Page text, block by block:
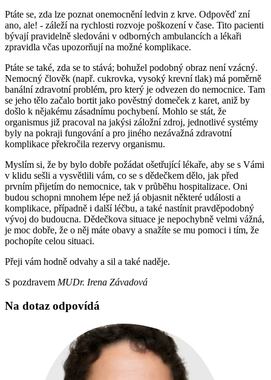
Ptáte se, zda lze poznat onemocnění ledvin z krve. Odpověď zní
ano, ale! - záleží na rychlosti rozvoje poškození v čase. Tito pacienti
bývají pravidelně sledováni v odborných ambulancích a lékaři
zpravidla včas upozorňují na možné komplikace.
Ptáte se také, zda se to stává; bohužel podobný obraz není vzácný.
Nemocný člověk (např. cukrovka, vysoký krevní tlak) má poměrně
banální zdravotní problém, pro který je odvezen do nemocnice. Tam
se jeho tělo začalo bortit jako pověstný domeček z karet, aniž by
došlo k nějakému zásadnímu pochybení. Mohlo se stát, že
organismus již pracoval na jakýsi záložní zdroj, jednotlivé systémy
byly na pokraji fungování a pro jiného nezávažná zdravotní
komplikace překročila rezervy organismu.
Myslím si, že by bylo dobře požádat ošetřující lékaře, aby se s Vámi
v klidu sešli a vysvětlili vám, co se s dědečkem dělo, jak před
prvním přijetím do nemocnice, tak v průběhu hospitalizace. Oni
budou schopni mnohem lépe než já objasnit některé události a
komplikace, případně i další léčbu, a také nastínit pravděpodobný
vývoj do budoucna. Dědečkova situace je nepochybně velmi vážná,
je moc dobře, že o něj máte obavy a snažíte se mu pomoci i tím, že
pochopíte celou situaci.
Přeji vám hodně odvahy a sil a také naděje.
S pozdravem MUDr. Irena Závadová
Na dotaz odpovídá